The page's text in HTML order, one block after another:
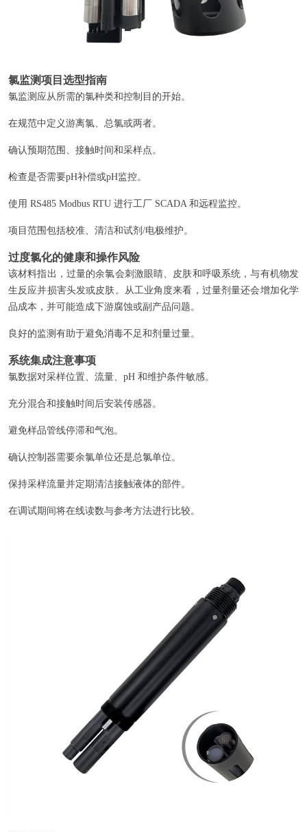
氯监测项目选型指南
氯监测应从所需的氯种类和控制目的开始。
在规范中定义游离氯、总氯或两者。
确认预期范围、接触时间和采样点。
检查是否需要pH补偿或pH监控。
使用 RS485 Modbus RTU 进行工厂 SCADA 和远程监控。
项目范围包括校准、清洁和试剂/电极维护。
过度氯化的健康和操作风险
该材料指出，过量的余氯会刺激眼睛、皮肤和呼吸系统，与有机物发
生反应并损害头发或皮肤。从工业角度来看，过量剂量还会增加化学
品成本，并可能造成下游腐蚀或副产品问题。
良好的监测有助于避免消毒不足和剂量过量。
系统集成注意事项
氯数据对采样位置、流量、pH 和维护条件敏感。
充分混合和接触时间后安装传感器。
避免样品管线停滞和气泡。
确认控制器需要余氯单位还是总氯单位。
保持采样流量并定期清洁接触液体的部件。
在调试期间将在线读数与参考方法进行比较。